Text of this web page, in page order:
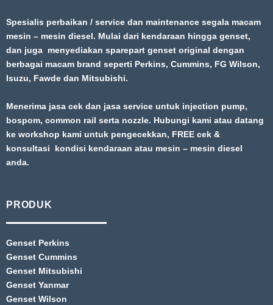
Spesialis perbaikan / service dan maintenance segala macam
mesin – mesin diesel. Mulai dari kendaraan hingga genset,
dan juga menyediakan sparepart genset original dengan
berbagai macam brand seperti Perkins, Cummins, FG Wilson,
Isuzu, Fawde dan Mitsubishi.
Menerima jasa cek dan jasa service untuk injection pump,
bospom, common rail serta nozzle. Hubungi kami atau datang
ke workshop kami untuk pengecekkan, FREE cek &
konsultasi kondisi kendaraan atau mesin – mesin diesel
anda.
PRODUK
Genset Perkins
Genset Cummins
Genset Mitsubishi
Genset Yanmar
Genset Wilson